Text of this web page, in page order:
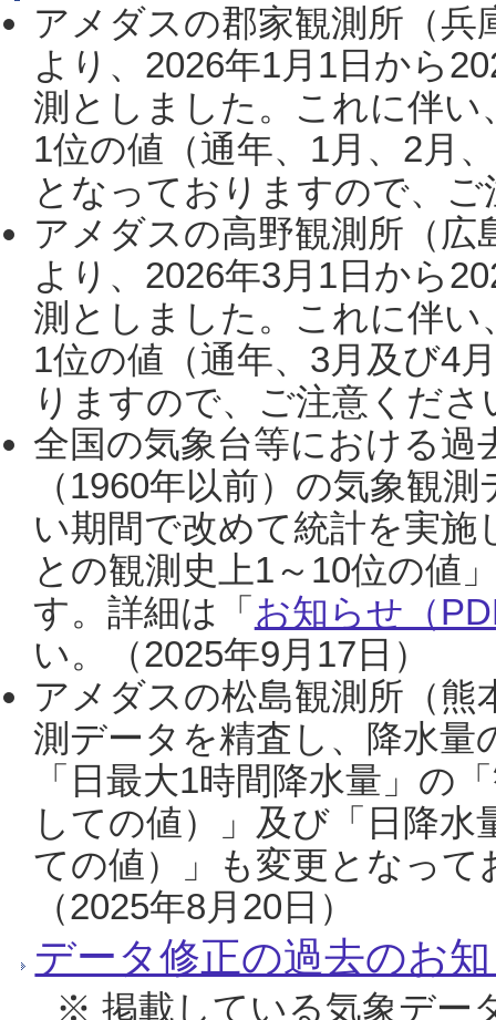
アメダスの郡家観測所（
より、2026年1月1日から
測としました。これに伴い
1位の値（通年、1月、2月
となっておりますので、
アメダスの高野観測所（
より、2026年3月1日から
測としました。これに伴い
1位の値（通年、3月及び4
りますので、ご注意くだ
全国の気象台等における過
（1960年以前）の気象観
い期間で改めて統計を実
との観測史上1～10位の値
す。詳細は「 お知らせ（
い。（2025年9月17日）
アメダスの松島観測所（熊
測データを精査し、降水
「日最大1時間降水量」の
しての値）」及び「日降
ての値）」も変更となっ
（2025年8月20日）
データ修正の過去のお
※ 掲載している気象デー